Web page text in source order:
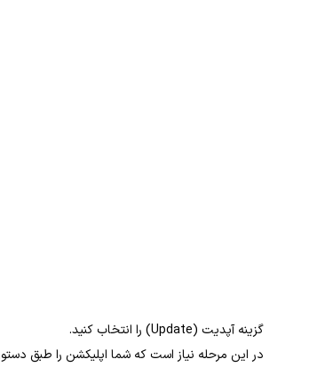
گزینه آپدیت (Update) را انتخاب کنید.
در این مرحله نیاز است که شما اپلیکشن را طبق